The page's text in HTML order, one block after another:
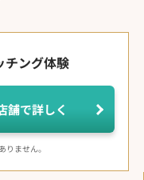
チング体験
舗で詳しく
ません。